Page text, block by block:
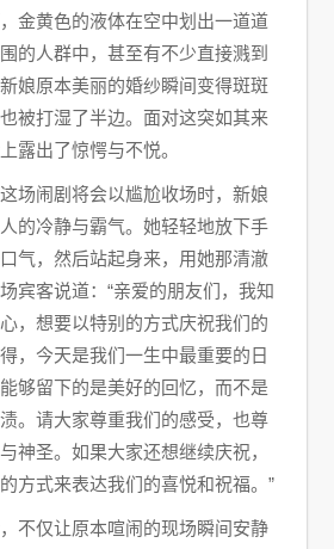
金黄色的液体在空中划出一道道
的人群中，甚至有不少直接溅到
娘原本美丽的婚纱瞬间变得斑斑
被打湿了半边。面对这突如其来
露出了惊愕与不悦。
场闹剧将会以尴尬收场时，新娘
的冷静与霸气。她轻轻地放下手
气，然后站起身来，用她那清澈
宾客说道：“亲爱的朋友们，我知
，想要以特别的方式庆祝我们的
，今天是我们一生中最重要的日
够留下的是美好的回忆，而不是
。请大家尊重我们的感受，也尊
神圣。如果大家还想继续庆祝，
方式来表达我们的喜悦和祝福。”
不仅让原本喧闹的现场瞬间安静